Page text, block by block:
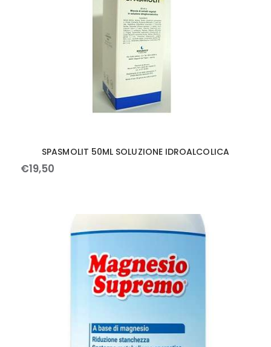
SPASMOLIT 50ML SOLUZIONE IDROALCOLICA
€19,50